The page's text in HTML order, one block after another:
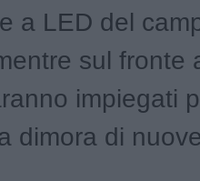
a LED del
sul fronte
impiegati
dimora di